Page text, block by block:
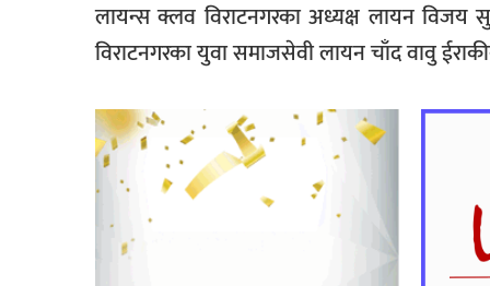
लायन्स क्लव विराटनगरका अध्यक्ष लायन विजय
विराटनगरका युवा समाजसेवी लायन चाँद वावु